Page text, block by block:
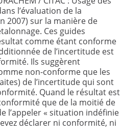
l’évaluation de la
2007) sur la manière de
Ces guides
comme étant conforme
de l’incertitude est
Ils suggèrent
non-conforme que les
de l’incertitude qui sont
Quand le résultat est
que de la moitié de
l’appeler « situation indéfinie
déclarer ni conformité, ni